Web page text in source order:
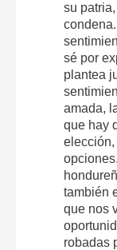
su
sé por
plantea
amada,
que hay
elección,
también
que nos
robadas